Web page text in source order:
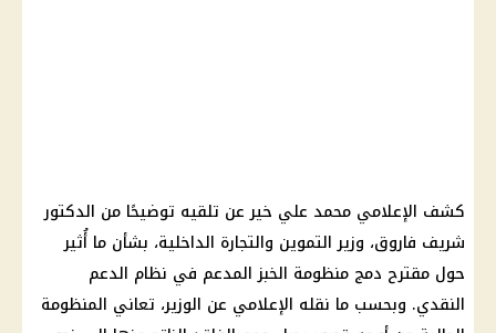
كشف الإعلامي محمد علي خير عن تلقيه توضيحًا من الدكتور
شريف فاروق، وزير التموين والتجارة الداخلية، بشأن ما أُثير
حول مقترح دمج منظومة الخبز المدعم في نظام الدعم
النقدي. وبحسب ما نقله الإعلامي عن الوزير، تعاني المنظومة